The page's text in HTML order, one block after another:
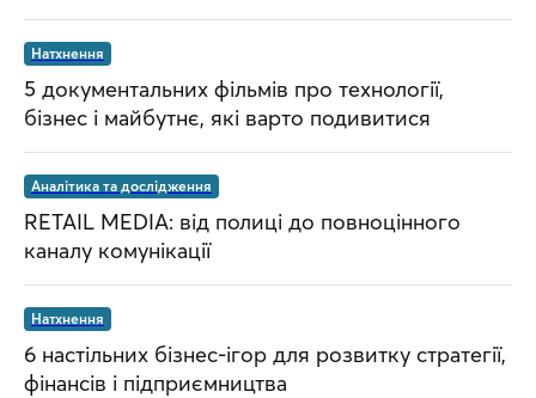
Натхнення
5 документальних фільмів про технології,
бізнес і майбутнє, які варто подивитися
Аналітика та дослідження
RETAIL MEDIA: від полиці до повноцінного
каналу комунікації
Натхнення
6 настільних бізнес-ігор для розвитку стратегії,
фінансів і підприємництва